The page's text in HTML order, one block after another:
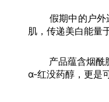
假期中的户外运
肌，传递美白能量
产品蕴含烟酰胺
α-红没药醇，更是